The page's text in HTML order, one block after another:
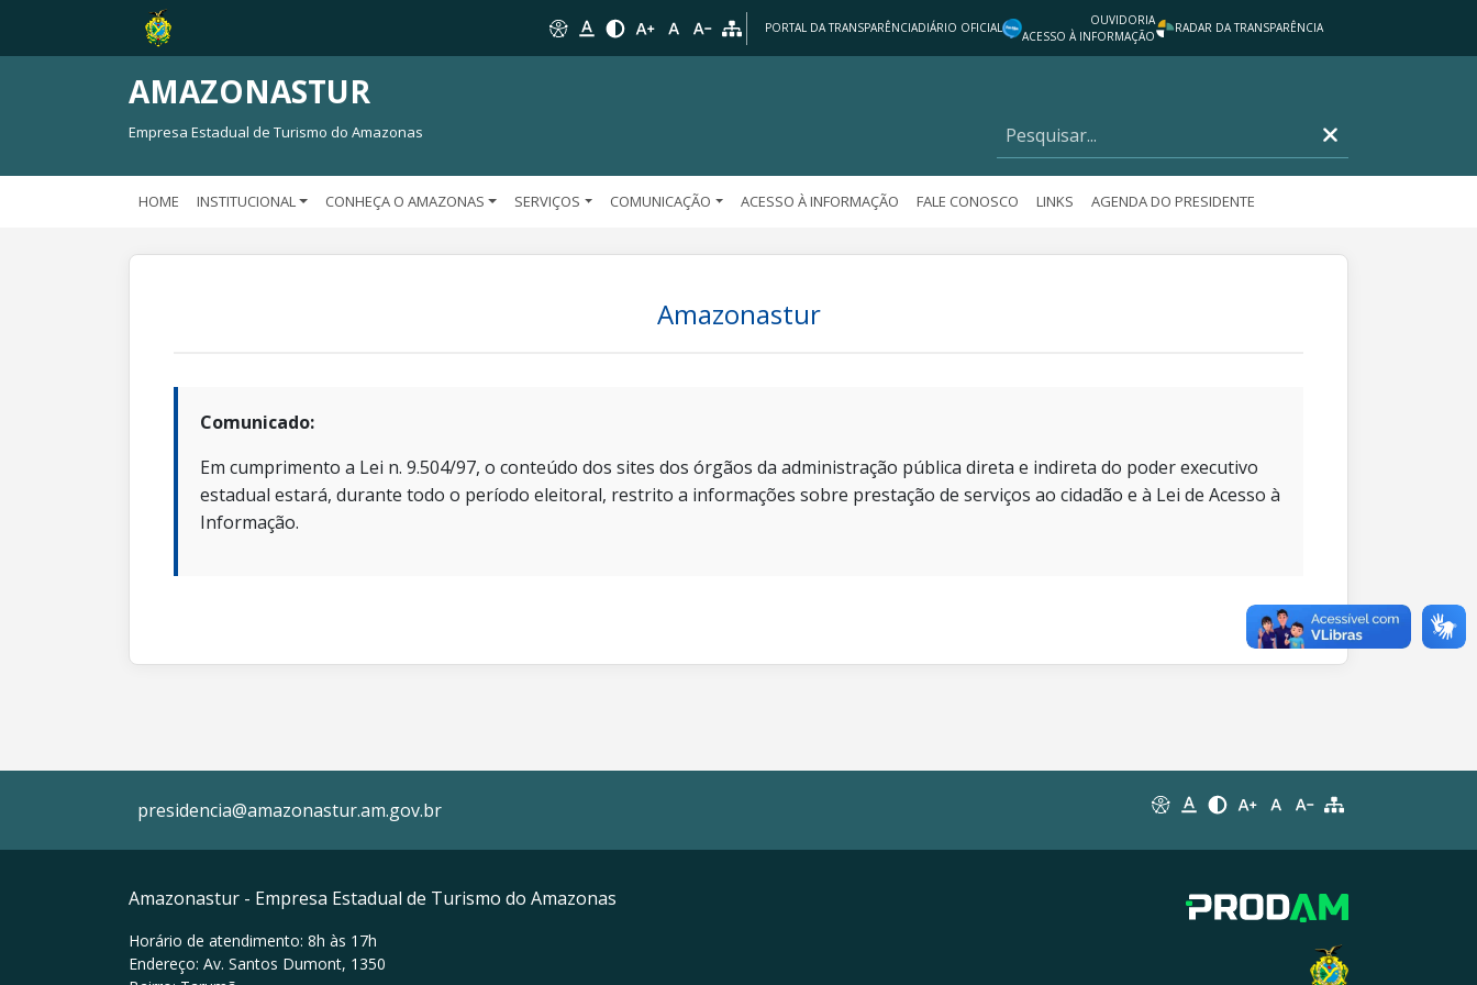
PORTAL DA TRANSPARÊNCIADIÁRIO OFICIAL
OUVIDORIA
ACESSO À INFORMAÇÃO
RADAR DA TRANSPARÊNCIA
AMAZONASTUR
Empresa Estadual de Turismo do Amazonas
HOME INSTITUCIONAL CONHEÇA O AMAZONAS SERVIÇOS COMUNICAÇÃO ACESSO À INFORMAÇÃO FALE CONOSCO LINKS AGENDA DO PRESIDENTE
Amazonastur
Comunicado:
Em cumprimento a Lei n. 9.504/97, o conteúdo dos sites dos órgãos da administração pública direta e indireta do poder executivo
estadual estará, durante todo o período eleitoral, restrito a informações sobre prestação de serviços ao cidadão e à Lei de Acesso à
Informação.
presidencia@amazonastur.am.gov.br
Amazonastur - Empresa Estadual de Turismo do Amazonas
Horário de atendimento: 8h às 17h
Endereço: Av. Santos Dumont, 1350